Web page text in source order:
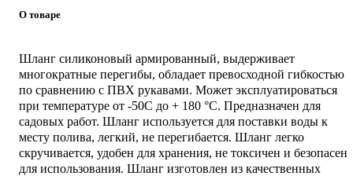
О товаре
Шланг силиконовый армированный, выдерживает
многократные перегибы, обладает превосходной гибкостью
по сравнению с ПВХ рукавами. Может эксплуатироваться
при температуре от -50С до + 180 °С. Предназначен для
садовых работ. Шланг используется для поставки воды к
месту полива, легкий, не перегибается. Шланг легко
скручивается, удобен для хранения, не токсичен и безопасен
для использования. Шланг изготовлен из качественных